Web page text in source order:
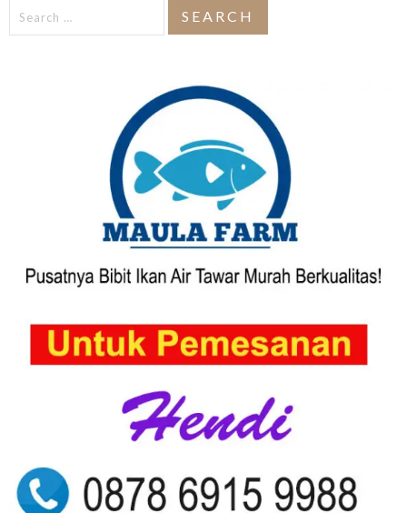
Search
for: